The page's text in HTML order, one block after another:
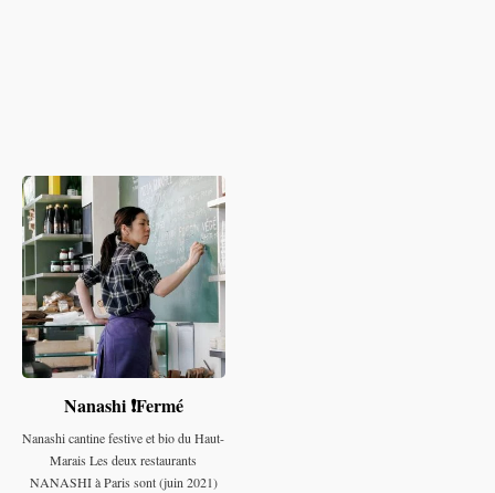
Nanashi ❗️Fermé
Nanashi cantine festive et bio du Haut-
Marais Les deux restaurants
NANASHI à Paris sont (juin 2021)